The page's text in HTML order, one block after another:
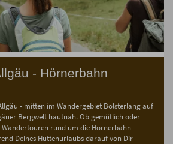
- Hörnerbahn
- mitten im Wandergebiet Bolsterlang auf
Bergwelt hautnah. Ob gemütlich oder
rund um die Hörnerbahn
Deines Hüttenurlaubs darauf von Dir